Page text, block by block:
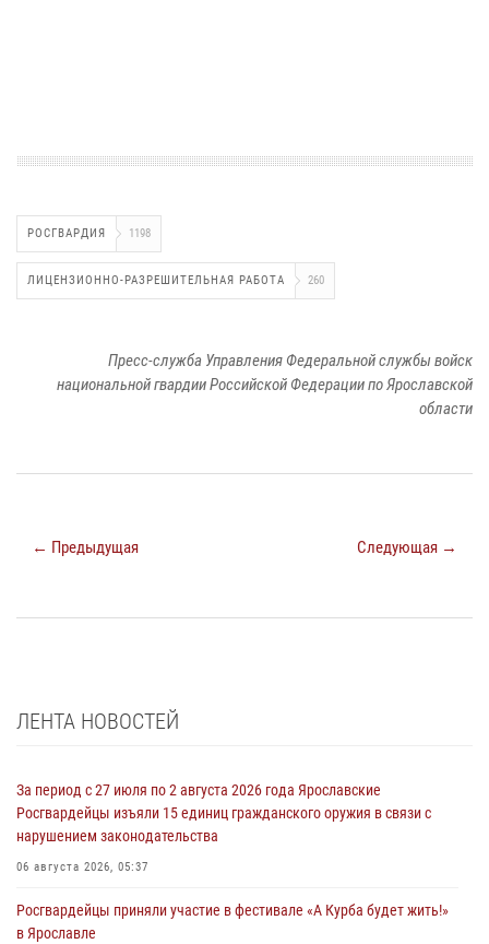
РОСГВАРДИЯ 1198
ЛИЦЕНЗИОННО-РАЗРЕШИТЕЛЬНАЯ РАБОТА 260
Пресс-служба Управления Федеральной службы войск
национальной гвардии Российской Федерации по Ярославской
области
← Предыдущая Следующая →
ЛЕНТА НОВОСТЕЙ
За период с 27 июля по 2 августа 2026 года Ярославские
Росгвардейцы изъяли 15 единиц гражданского оружия в связи с
нарушением законодательства
06 августа 2026, 05:37
Росгвардейцы приняли участие в фестивале «А Курба будет жить!»
в Ярославле